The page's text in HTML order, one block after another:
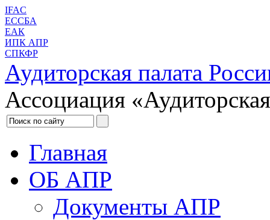
IFAC
ЕССБА
ЕАК
ИПК АПР
СПКФР
Аудиторская палата
Ассоциация
Главная
ОБ АПР
Документы АПР